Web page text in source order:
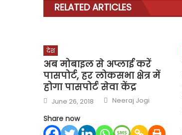
RELATED ARTICLES
देश
अब मोबाइल से अप्लाई करें
पासपोर्ट, हर लोकसभा क्षेत्र में
होगा पासपोर्ट सेवा केंद्र
Posted
on
June 26, 2018 Author
Neeraj Jogi
Share now